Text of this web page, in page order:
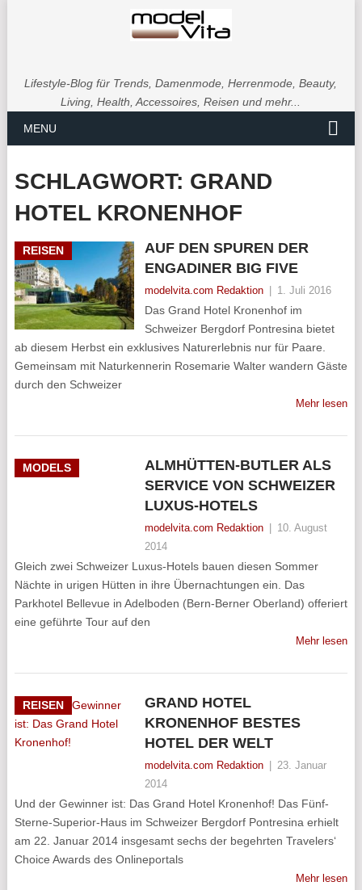
Lifestyle-Blog für Trends, Damenmode, Herrenmode, Beauty,
Living, Health, Accessoires, Reisen und mehr...
MENU
SCHLAGWORT: GRAND
HOTEL KRONENHOF
REISEN
AUF DEN SPUREN DER
ENGADINER BIG FIVE
modelvita.com Redaktion 1. Juli 2016
Das Grand Hotel Kronenhof im
Schweizer Bergdorf Pontresina bietet
ab diesem Herbst ein exklusives Naturerlebnis nur für Paare.
Gemeinsam mit Naturkennerin Rosemarie Walter wandern Gäste
durch den Schweizer
Mehr lesen
MODELS
ALMHÜTTEN-BUTLER ALS
SERVICE VON SCHWEIZER
LUXUS-HOTELS
modelvita.com Redaktion
10. August
2014
Gleich zwei Schweizer Luxus-Hotels bauen diesen Sommer
Nächte in urigen Hütten in ihre Übernachtungen ein. Das
Parkhotel Bellevue in Adelboden (Bern-Berner Oberland) offeriert
eine geführte Tour auf den
Mehr lesen
REISEN
GRAND HOTEL
KRONENHOF BESTES
HOTEL DER WELT
modelvita.com Redaktion
23. Januar
2014
Und der Gewinner ist: Das Grand Hotel Kronenhof! Das Fünf-
Sterne-Superior-Haus im Schweizer Bergdorf Pontresina erhielt
am 22. Januar 2014 insgesamt sechs der begehrten Travelers‘
Choice Awards des Onlineportals
Mehr lesen